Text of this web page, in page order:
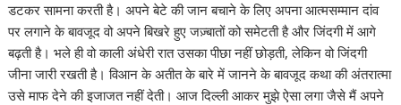
डटकर सामना करती है। अपने बेटे की जान बचाने के लिए अपना आत्मसम्मान दांव
पर लगाने के बावजूद वो अपने बिखरे हुए जज़्बातों को समेटती है और जिंदगी में आगे
बढ़ती है। भले ही वो काली अंधेरी रात उसका पीछा नहीं छोड़ती, लेकिन वो जिंदगी
जीना जारी रखती है। विआन के अतीत के बारे में जानने के बावजूद कथा की अंतरात्मा
उसे माफ देने की इजाजत नहीं देती। आज दिल्ली आकर मुझे ऐसा लगा जैसे मैं अपने